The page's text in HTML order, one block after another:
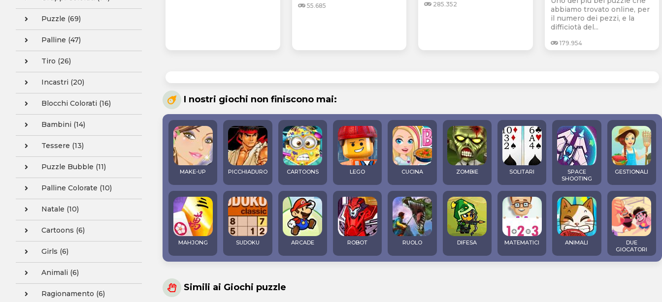
Puzzle (69)
Palline (47)
Tiro (26)
Incastri (20)
Blocchi Colorati (16)
Bambini (14)
Tessere (13)
Puzzle Bubble (11)
Palline Colorate (10)
Natale (10)
Cartoons (6)
Girls (6)
Animali (6)
Ragionamento (6)
55.685 285.352
abbiamo trovato online, per
il numero dei pezzi, e la
difficiotà del...
179.954
I nostri giochi non finiscono mai:
MAKE-UP PICCHIADURO CARTOONS LEGO CUCINA ZOMBIE SOLITARI
SPACE
SHOOTING
GESTIONALI
MAHJONG SUDOKU ARCADE ROBOT RUOLO DIFESA MATEMATICI ANIMALI
DUE
GIOCATORI
Simili ai Giochi puzzle